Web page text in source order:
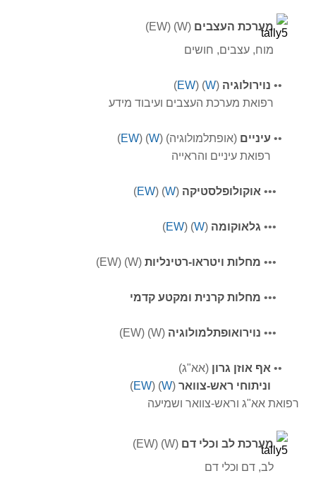
מערכת העצבים (W) (EW)
מוח, עצבים, חושים
•
• נוירולוגיה (
W
) (
EW
)
רפואת מערכת העצבים ועיבוד מידע
•
• עיניים (אופתלמולוגיה) (W
) (
EW
)
רפואת עיניים והראייה
•
•
• אוקולופלסטיקה (
W
) (
EW
)
•
•
• גלאוקומה (
W
) (
EW
)
•
•
• מחלות ויטראו-רטינליות (W) (EW)
•
•
• מחלות קרנית ומקטע קדמי
•
•
• נוירואופתלמולוגיה (W) (EW)
•
• אף אוזן גרון (אא"ג)
וניתוחי ראש-צוואר (
W
) (
EW
)
רפואת אא"ג וראש-צוואר ושמיעה
מערכת לב וכלי דם (W) (EW)
לב, דם וכלי דם